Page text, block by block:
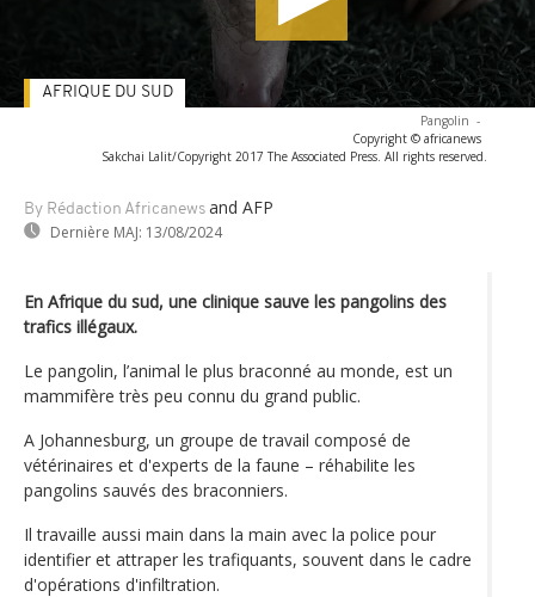
Pangolin -
Copyright © africanews
Sakchai Lalit/Copyright 2017 The Associated Press. All rights reserved.
By Rédaction Africanews and AFP
Dernière MAJ: 13/08/2024
AFRIQUE DU SUD
En Afrique du sud, une clinique sauve les pangolins des
trafics illégaux.
Le pangolin, l’animal le plus braconné au monde, est un
mammifère très peu connu du grand public.
A Johannesburg, un groupe de travail composé de
vétérinaires et d'experts de la faune – réhabilite les
pangolins sauvés des braconniers.
Il travaille aussi main dans la main avec la police pour
identifier et attraper les trafiquants, souvent dans le cadre
d'opérations d'infiltration.